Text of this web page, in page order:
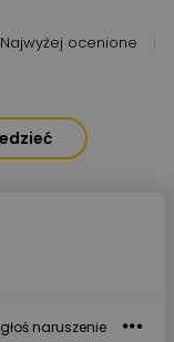
Najwyżej ocenione
naruszenie